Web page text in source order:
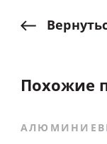
Похожие